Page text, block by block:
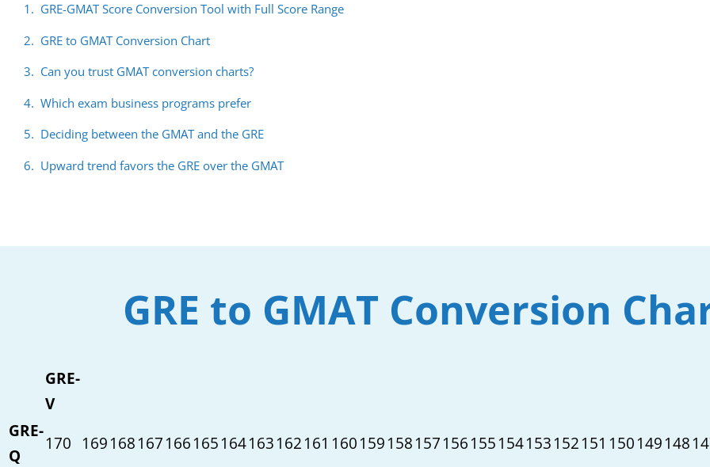
GRE-GMAT Score Conversion Tool with Full Score Range
GRE to GMAT Conversion Chart
Can you trust GMAT conversion charts?
Which exam business programs prefer
Deciding between the GMAT and the GRE
Upward trend favors the GRE over the GMAT
GRE to GMAT Conversion
GRE-
V
GRE-
Q
170 169168167166165164163162161 160159158157156155154153152151 150149148